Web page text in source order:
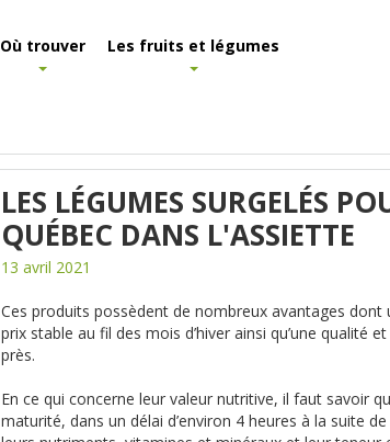
Où trouver Les fruits et légumes
LES LÉGUMES SURGELÉS
QUÉBEC DANS L'ASSIETTE
13 avril 2021
Ces produits possèdent de nombreux avantages
prix stable au fil des mois d’hiver ainsi qu’une qualité
près.
En ce qui concerne leur valeur nutritive, il faut savoir
maturité, dans un délai d’environ 4 heures à la suite